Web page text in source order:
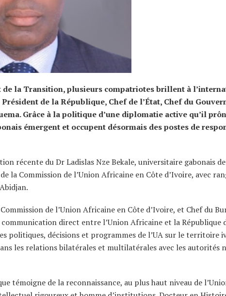
de la Transition, plusieurs compatriotes brillent à
de la République, Chef de l’État, Chef du
Grâce à la politique d’une diplomatie active qu’il
émergent et occupent désormais des postes de
récente du Dr Ladislas Nze Bekale, universitaire gabonais
la Commission de l’Union Africaine en Côte d’Ivoire, avec
de l’Union Africaine en Côte d’Ivoire, et Chef du
communication direct entre l’Union Africaine et la République
politiques, décisions et programmes de l’UA sur le territoire
les relations bilatérales et multilatérales avec les autorités
témoigne de la reconnaissance, au plus haut niveau de